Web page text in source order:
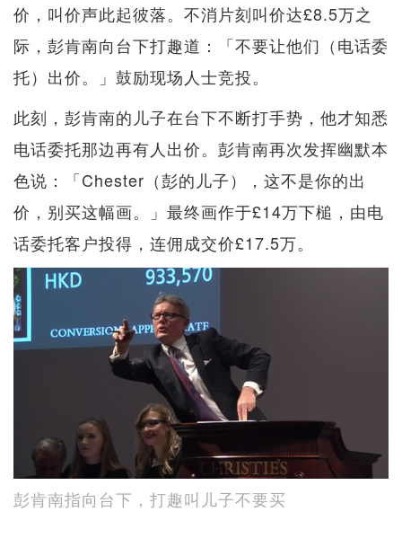
价，叫价声此起彼落。不消片刻叫价达£8.5万之
际，彭肯南向台下打趣道：「不要让他们（电话委
托）出价。」鼓励现场人士竞投。
此刻，彭肯南的儿子在台下不断打手势，他才知悉
电话委托那边再有人出价。彭肯南再次发挥幽默本
色说：「Chester（彭的儿子），这不是你的出
价，别买这幅画。」最终画作于£14万下槌，由电
话委托客户投得，连佣成交价£17.5万。
彭肯南指向台下，打趣叫儿子不要买